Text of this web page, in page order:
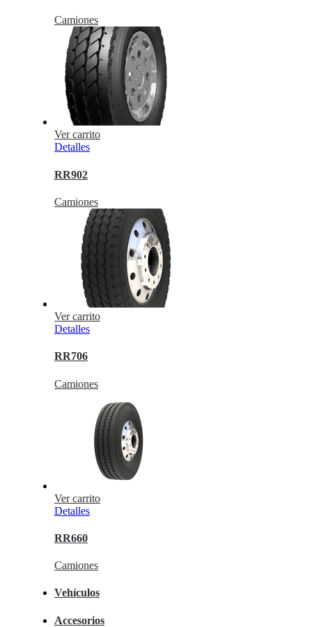
Camiones
Ver carrito
Detalles
RR902
Camiones
Ver carrito
Detalles
RR706
Camiones
Ver carrito
Detalles
RR660
Camiones
Vehículos
Accesorios